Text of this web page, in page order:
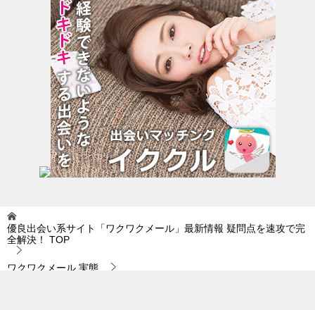
優良出会い系サイト「ワクワクメール」最新情報 疑問点を速攻で完
全解決！
TOP
ワクワクメール 実態